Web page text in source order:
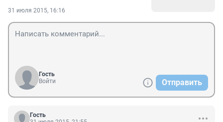
31 июля 2015, 16:16
Гость
Войти
Отправить
Гость